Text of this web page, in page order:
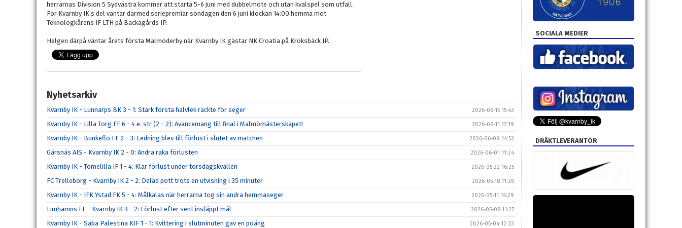
herrarnas Division 5 Sydvästra kommer att starta 5-6 juni med dubbelmöte och utan kvalspel som utfall.
För Kvarnby IK:s del väntar därmed seriepremiär söndagen den 6 juni klockan 14:00 hemma mot
Teknologkårens IF LTH på Bäckagårds IP.
Helgen därpå väntar årets första Malmöderby när Kvarnby IK gästar NK Croatia på Kroksbäck IP.
Nyhetsarkiv
Kvarnby IK - Lunnarps BK 3 - 1: Stark första halvlek räckte för seger 2026-06-15 15:43
Kvarnby IK - Lilla Torg FF 6 - 4 e. str (2 - 2): Avancemang till final i Malmömästerskapet! 2026-06-11 17:19
Kvarnby IK - Bunkeflo FF 2 - 3: Ledning blev till förlust i slutet av matchen 2026-06-09 14:52
Gärsnäs AIS - Kvarnby IK 2 - 0: Andra raka förlusten 2026-06-01 11:24
Kvarnby IK - Tomelilla IF 1 - 4: Klar förlust under torsdagskvällen 2026-05-22 16:25
FC Trelleborg - Kvarnby IK 2 - 2: Delad pott trots en utvisning i 35 minuter 2026-05-18 11:26
Kvarnby IK - IFK Ystad FK 5 - 4: Målkalas när herrarna tog sin andra hemmaseger 2026-05-11 14:29
Limhamns FF - Kvarnby IK 3 - 2: Förlust efter sent insläppt mål 2026-05-08 11:27
Kvarnby IK - Saba Palestina KIF 1 - 1: Kvittering i slutminuten gav en poäng 2026-05-04 12:33
SOCIALA MEDIER
DRÄKTLEVERANTÖR